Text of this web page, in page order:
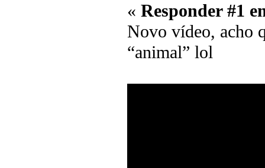
« Responder #1
Novo vídeo, acho
“animal” lol